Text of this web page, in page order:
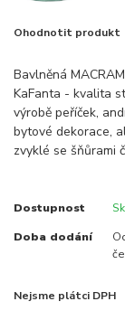
Ohodnotit produkt
Bavlněná
KaFanta - kvalita
výrobě peříček,
bytové dekorace,
zvyklé se šňůrami
Dostupnost
Doba dodání
Nejsme plátci DPH